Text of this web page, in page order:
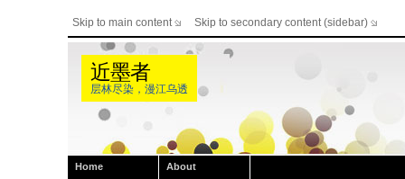
Skip to main content Skip to secondary content (sidebar)
近墨者
层林尽染，漫江乌透
Home About